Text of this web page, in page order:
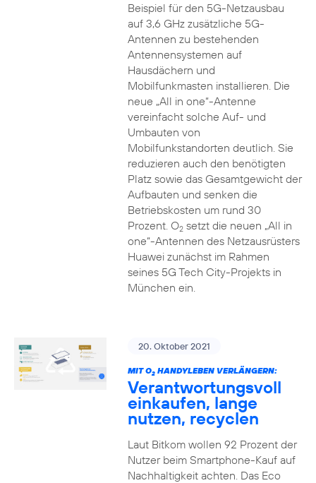
Beispiel für den 5G-Netzausbau
auf 3,6 GHz zusätzliche 5G-
Antennen zu bestehenden
Antennensystemen auf
Hausdächern und
Mobilfunkmasten installieren. Die
neue „All in one“-Antenne
vereinfacht solche Auf- und
Umbauten von
Mobilfunkstandorten deutlich. Sie
reduzieren auch den benötigten
Platz sowie das Gesamtgewicht der
Aufbauten und senken die
Betriebskosten um rund 30
Prozent. O2setzt die neuen „All in
one“-Antennen des Netzausrüsters
Huawei zunächst im Rahmen
seines 5G Tech City-Projekts in
München ein.
20. Oktober 2021
MIT O2HANDYLEBEN VERLÄNGERN:
Verantwortungsvoll
einkaufen, lange
nutzen, recyclen
Laut Bitkom wollen 92 Prozent der
Nutzer beim Smartphone-Kauf auf
Nachhaltigkeit achten. Das Eco